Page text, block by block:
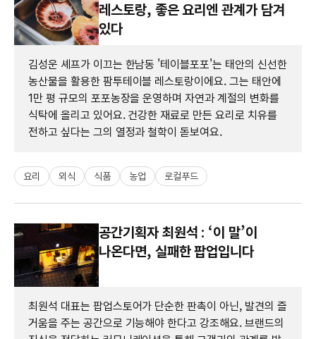
레스토랑, 좋은 요리엔 관계가 담겨
있다
김성운 셰프가 이끄는 한남동 '테이블포포'는 태안의 신선한
농산물을 활용한 팜투테이블 레스토랑이에요. 그는 태안에
1만 평 규모의 포포농장을 운영하며 자연과 계절의 변화를
식탁에 올리고 있어요. 건강한 재료로 만든 요리로 치유를
전하고 싶다는 그의 열정과 철학이 돋보여요.
요리 외식 식품 농업 로컬푸드
공간기획자 최원석 : ‘이 말’이
나온다면, 실패한 팝업입니다
최원석 대표는 팝업스토어가 단순한 판촉이 아닌, 발견의 즐
거움을 주는 공간으로 기능해야 한다고 강조해요. 브랜드의